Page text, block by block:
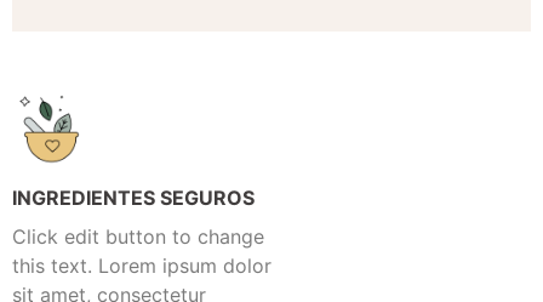
INGREDIENTES SEGUROS
Click edit button to change
this text. Lorem ipsum dolor
sit amet, consectetur